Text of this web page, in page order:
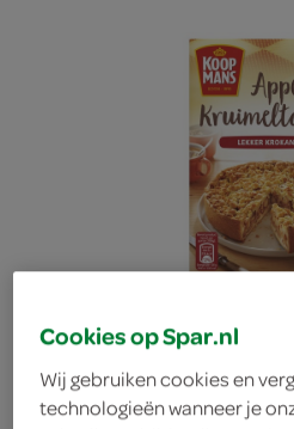
Cookies op Spar.nl
Wij gebruiken cookies en
technologieën wanneer je